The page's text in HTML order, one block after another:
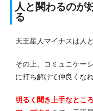
人と関わるのが
る
天王星人マイナスは人
その上、コミュニケー
に打ち解けて仲良くなれ
明るく聞き上手なとこ